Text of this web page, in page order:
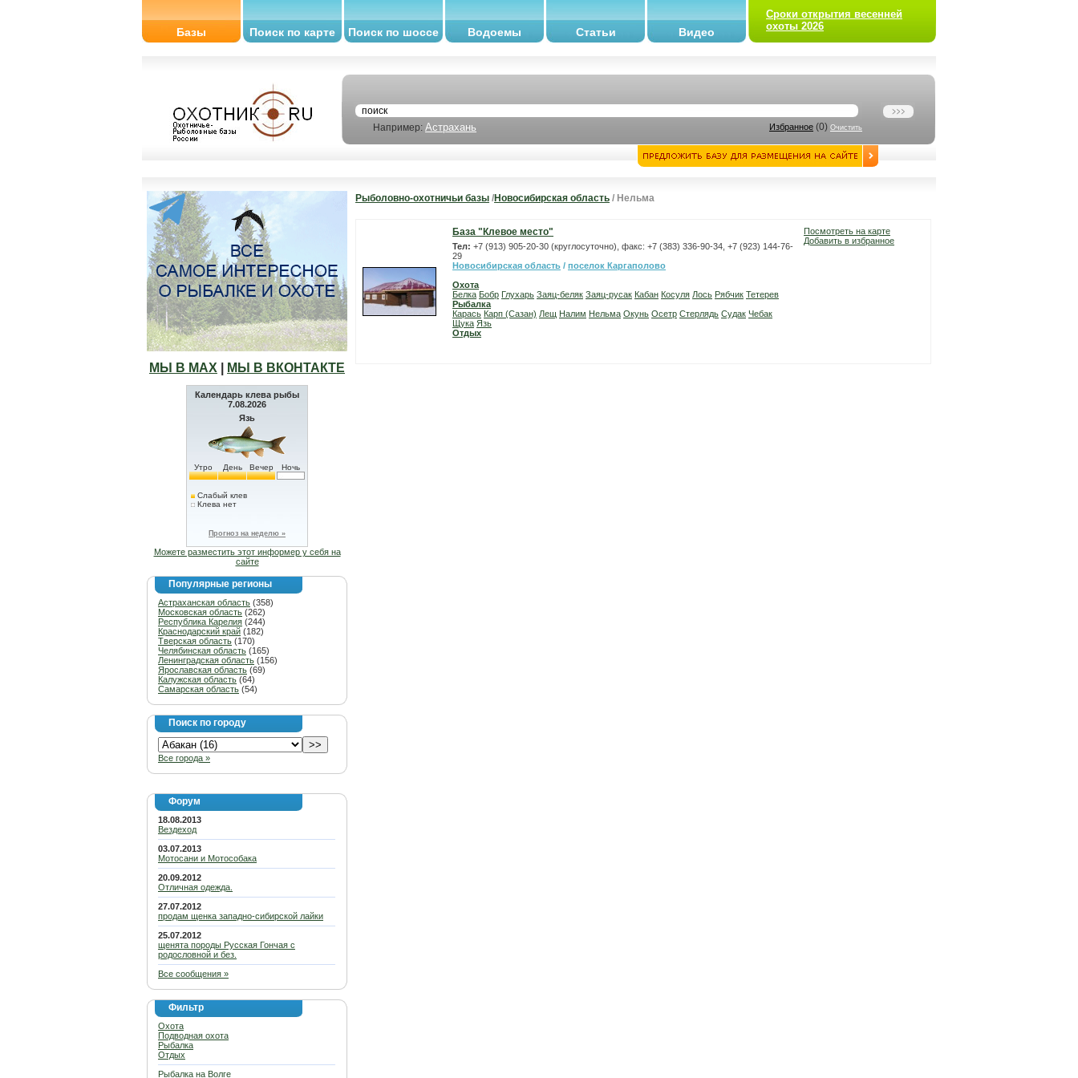
Базы Поиск по карте Поиск по шоссе Водоемы Статьи Видео
Сроки открытия весенней
охоты 2026
Например: Астрахань Избранное (0) Очистить
МЫ В МАХ МЫ В ВКОНТАКТЕ
Календарь клева рыбы
7.08.2026
Язь
Утро День Вечер Ночь
Слабый клев
Клева нет
Прогноз на неделю »
Можете разместить этот информер у себя на
сайте
Популярные регионы
Астраханская область (358)
Московская область (262)
Республика Карелия (244)
Краснодарский край (182)
Тверская область (170)
Челябинская область (165)
Ленинградская область (156)
Ярославская область (69)
Калужская область (64)
Самарская область (54)
Поиск по городу
Все города »
Форум
18.08.2013
Вездеход
03.07.2013
Мотосани и Мотособака
20.09.2012
Отличная одежда.
27.07.2012
продам щенка западно-сибирской лайки
25.07.2012
щенята породы Русская Гончая с
родословной и без.
Все сообщения »
Фильтр
Охота
Подводная охота
Рыбалка
Отдых
Рыбалка на Волге
Рыболовно-охотничьи базы /Новосибирская область / Нельма
База "Клевое место"
Тел: +7 (913) 905-20-30 (круглосуточно), факс: +7 (383) 336-90-34, +7 (923) 144-76-
29
Новосибирская область / поселок Каргаполово
Охота
Белка Бобр Глухарь Заяц-беляк Заяц-русак Кабан Косуля Лось Рябчик Тетерев
Рыбалка
Карась Карп (Сазан) Лещ Налим Нельма Окунь Осетр Стерлядь Судак Чебак
Щука Язь
Отдых
Посмотреть на карте
Добавить в избранное